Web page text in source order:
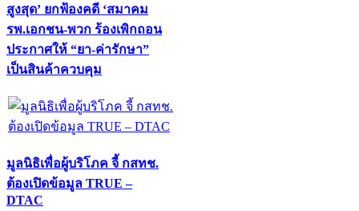
สูงสุด’ ยกฟ้องคดี ‘สมาคม
รพ.เอกชน-พวก ร้องเพิกถอน
ประกาศให้ “ยา-ค่ารักษา”
เป็นสินค้าควบคุม
มูลนิธิเพื่อผู้บริโภค จี้ กสทช.
ต้องเปิดข้อมูล TRUE –
DTAC